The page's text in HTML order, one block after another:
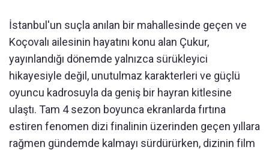
İstanbul'un suçla anılan bir mahallesinde geçen ve
Koçovalı ailesinin hayatını konu alan Çukur,
yayınlandığı dönemde yalnızca sürükleyici
hikayesiyle değil, unutulmaz karakterleri ve güçlü
oyuncu kadrosuyla da geniş bir hayran kitlesine
ulaştı. Tam 4 sezon boyunca ekranlarda fırtına
estiren fenomen dizi finalinin üzerinden geçen yıllara
rağmen gündemde kalmayı sürdürürken, dizinin film